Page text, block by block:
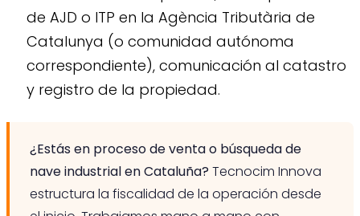
de AJD o ITP en la Agència Tributària de
Catalunya (o comunidad autónoma
correspondiente), comunicación al catastro
y registro de la propiedad.
¿Estás en proceso de venta o búsqueda de
nave industrial en Cataluña? Tecnocim Innova
estructura la fiscalidad de la operación desde